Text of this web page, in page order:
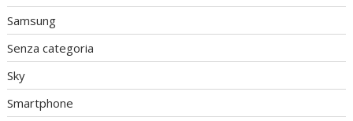
Samsung
Senza categoria
Sky
Smartphone